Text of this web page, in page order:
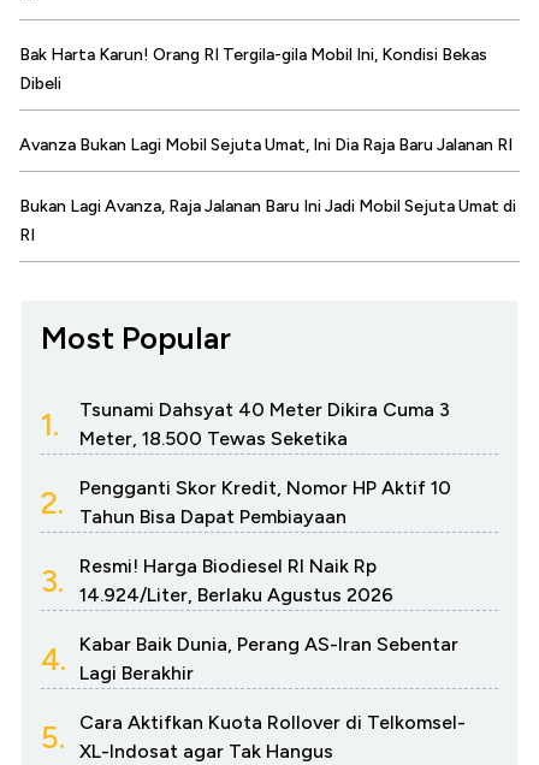
Bak Harta Karun! Orang RI Tergila-gila Mobil Ini, Kondisi Bekas
Dibeli
Avanza Bukan Lagi Mobil Sejuta Umat, Ini Dia Raja Baru Jalanan RI
Bukan Lagi Avanza, Raja Jalanan Baru Ini Jadi Mobil Sejuta Umat di
RI
Most Popular
1.
Tsunami Dahsyat 40 Meter Dikira Cuma 3
Meter, 18.500 Tewas Seketika
2.
Pengganti Skor Kredit, Nomor HP Aktif 10
Tahun Bisa Dapat Pembiayaan
3.
Resmi! Harga Biodiesel RI Naik Rp
14.924/Liter, Berlaku Agustus 2026
4.
Kabar Baik Dunia, Perang AS-Iran Sebentar
Lagi Berakhir
5.
Cara Aktifkan Kuota Rollover di Telkomsel-
XL-Indosat agar Tak Hangus